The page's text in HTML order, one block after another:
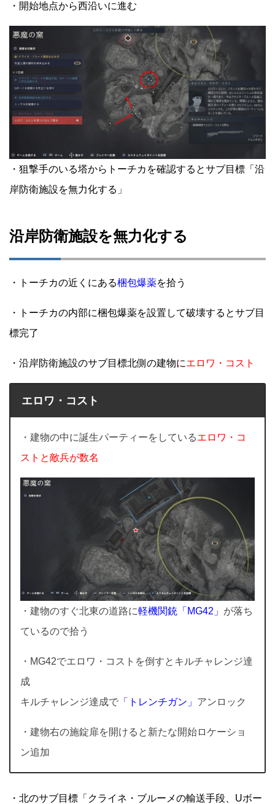
・開始地点から西沿いに進む
・狙撃手のいる塔からトーチカを確認するとサブ目標「沿
岸防衛施設を無力化する」
沿岸防衛施設を無力化する
・トーチカの近くにある梱包爆薬を拾う
・トーチカの内部に梱包爆薬を設置して破壊するとサブ目
標完了
・沿岸防衛施設のサブ目標北側の建物にエロワ・コスト
エロワ・コスト
・建物の中に誕生パーティーをしているエロワ・コ
ストと敵兵が数名
・建物のすぐ北東の道路に軽機関銃「MG42」 が落ち
ているので拾う
・MG42でエロワ・コストを倒すとキルチャレンジ達
成
キルチャレンジ達成で 「トレンチガン」 アンロック
・建物右の施錠扉を開けると新たな開始ロケーショ
ン追加
・北のサブ目標「クライネ・ブルーメの輸送手段、Uボー